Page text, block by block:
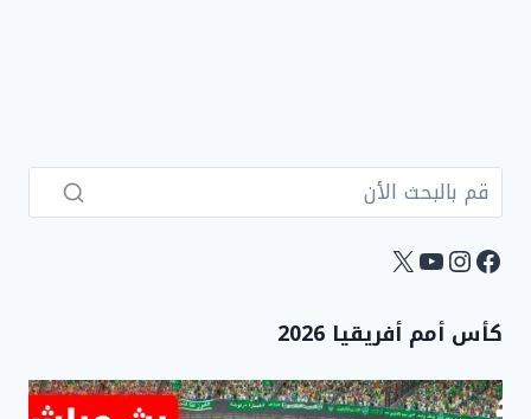
فيسبوك
إنستجرام
يوتيوب
إكس
كأس أمم أفريقيا 2026